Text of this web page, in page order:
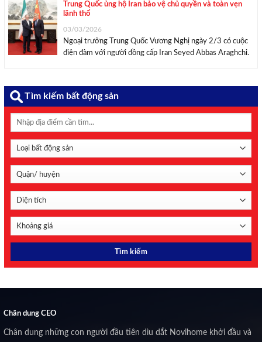
Trung Quốc ủng hộ Iran bảo vệ chủ quyền và toàn vẹn
lãnh thổ
03/03/2026
Ngoại trưởng Trung Quốc Vương Nghị ngày 2/3 có cuộc
điện đàm với người đồng cấp Iran Seyed Abbas Araghchi.
trọng tình hữu nghị ...
Tìm kiếm bất động sản
Chân dung CEO
Chân dung những con người đầu tiên dìu dắt Novihome khởi đầu và